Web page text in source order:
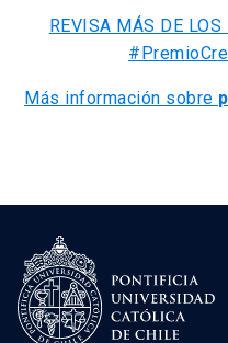
REVISA MÁS DE LOS
Más información sobre